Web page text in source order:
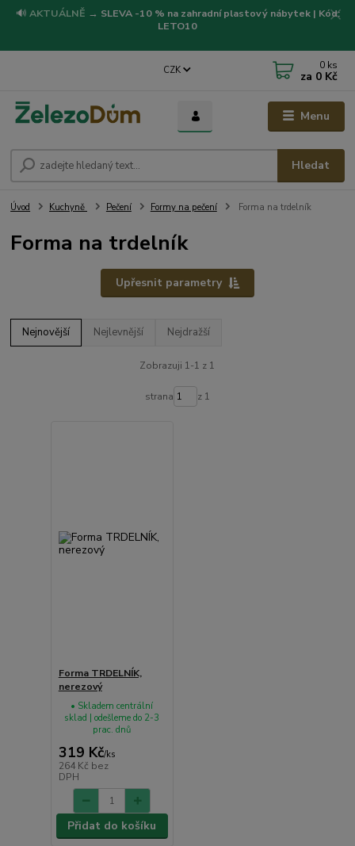
🔊 AKTUÁLNĚ → SLEVA -10 % na zahradní plastový nábytek | Kód:
LETO10
Menu
CZK
Hledat
0 ks
za 0 Kč
Úvod Kuchyně Pečení Formy na pečení Forma na trdelník
Forma na trdelník
Upřesnit parametry
Nejnovější Nejlevnější Nejdražší
Zobrazuji 1-1 z 1
strana z 1
Forma TRDELNÍK,
nerezový
319 Kč/ks
264 Kč bez
DPH
• Skladem centrální
sklad | odešleme do 2-3
prac. dnů
Přidat do košíku